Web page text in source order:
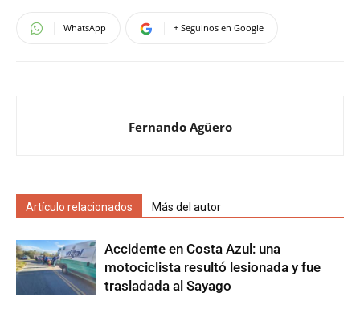
WhatsApp + Seguinos en Google
Fernando Agüero
Artículo relacionados Más del autor
Accidente en Costa Azul: una
motociclista resultó lesionada y fue
trasladada al Sayago